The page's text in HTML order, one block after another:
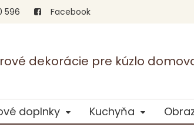
dekorácie pre kúzlo
596 Facebook
doplnky Kuchyňa